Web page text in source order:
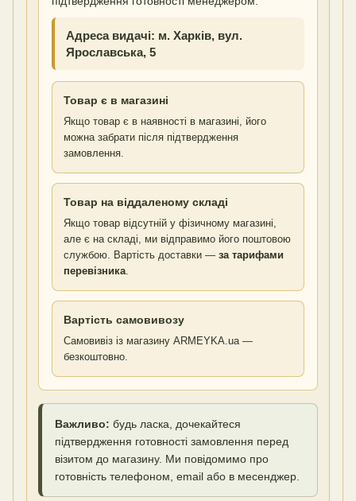
Адреса видачі: м. Харків, вул.
Ярославська, 5
Товар є в магазині
Якщо товар є в наявності в магазині, його
можна забрати після підтвердження
замовлення.
Товар на віддаленому складі
Якщо товар відсутній у фізичному магазині,
але є на складі, ми відправимо його поштовою
службою. Вартість доставки — за тарифами
перевізника
Вартість самовивозу
Самовивіз із магазину ARMEYKA.ua —
безкоштовно.
Важливо: будь ласка, дочекайтеся
підтвердження готовності замовлення перед
візитом до магазину. Ми повідомимо про
готовність телефоном, email або в месенджер.